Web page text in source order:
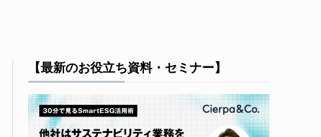
【最新のお役立ち資料・セミナー】